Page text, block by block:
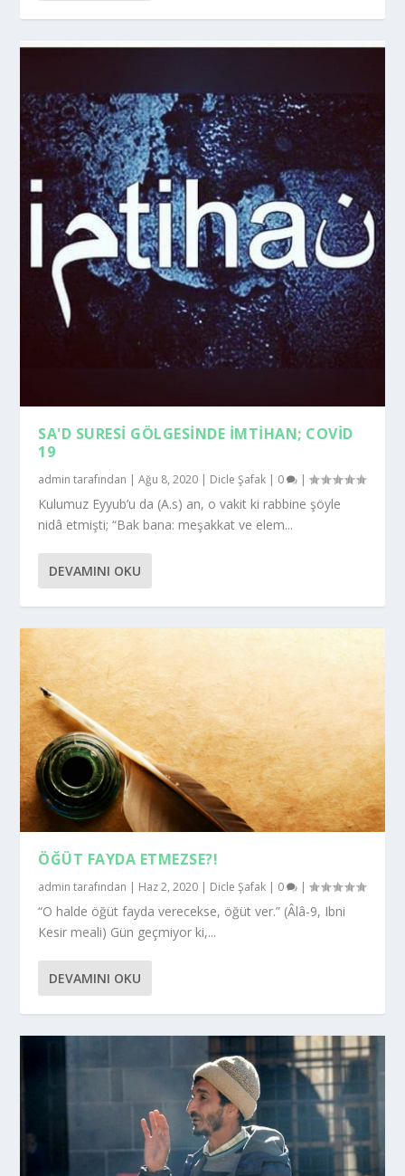
SA'D SURESI GÖLGESINDE İMTIHAN; COVID
19
admin tarafından |Ağu 8, 2020 | Dicle Şafak | 0 |
Kulumuz Eyyub’u da (A.s) an, o vakit ki rabbine şöyle
nidâ etmişti; “Bak bana: meşakkat ve elem...
DEVAMINI OKU
ÖĞÜT FAYDA ETMEZSE?!
admin tarafından | Haz 2, 2020 | Dicle Şafak | 0 |
“O halde öğüt fayda verecekse, öğüt ver.” (Âlâ-9, Ibni
Kesir meali) Gün geçmiyor ki,...
DEVAMINI OKU